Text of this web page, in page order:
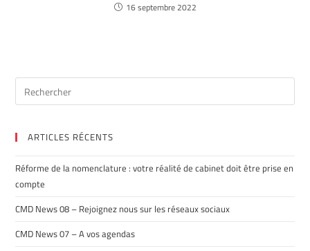
16 septembre 2022
ARTICLES RÉCENTS
Réforme de la nomenclature : votre réalité de cabinet doit être prise en
compte
CMD News 08 – Rejoignez nous sur les réseaux sociaux
CMD News 07 – A vos agendas